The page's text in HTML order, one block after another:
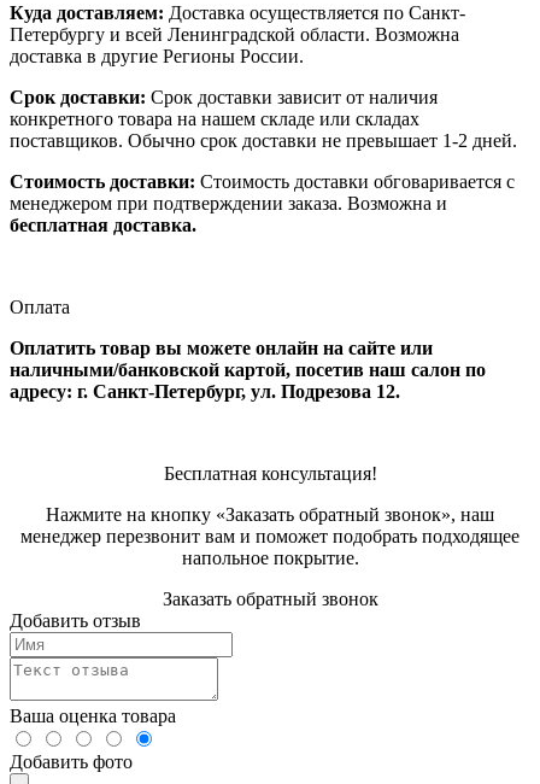
Куда доставляем: Доставка осуществляется по Санкт-
Петербургу и всей Ленинградской области. Возможна
доставка в другие Регионы России.
Срок доставки: Срок доставки зависит от наличия
конкретного товара на нашем складе или складах
поставщиков. Обычно срок доставки не превышает 1-2 дней.
Стоимость доставки: Стоимость доставки обговаривается с
менеджером при подтверждении заказа. Возможна и
бесплатная доставка.
Оплата
Оплатить товар вы можете онлайн на сайте или
наличными/банковской картой, посетив наш салон по
адресу: г. Санкт-Петербург, ул. Подрезова 12.
Бесплатная консультация!
Нажмите на кнопку «Заказать обратный звонок», наш
менеджер перезвонит вам и поможет подобрать подходящее
напольное покрытие.
Заказать обратный звонок
Добавить отзыв
Ваша оценка товара
Добавить фото